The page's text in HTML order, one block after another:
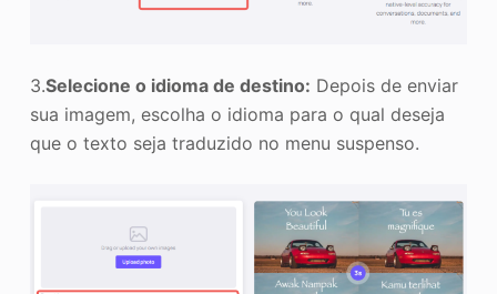
3.Selecione o idioma de destino: Depois de enviar
sua imagem, escolha o idioma para o qual deseja
que o texto seja traduzido no menu suspenso.